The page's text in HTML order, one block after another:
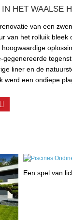
HET WAALSE
van een
van het rolluik
gegenereerde
liner en de
werd een ondiepe
Een spel van